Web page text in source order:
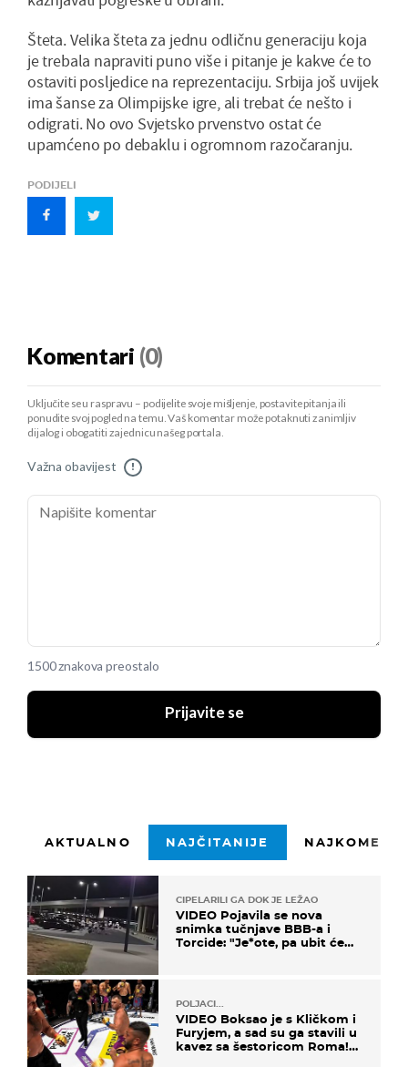
Šteta. Velika šteta za jednu odličnu generaciju koja
je trebala napraviti puno više i pitanje je kakve će to
ostaviti posljedice na reprezentaciju. Srbija još uvijek
ima šanse za Olimpijske igre, ali trebat će nešto i
odigrati. No ovo Svjetsko prvenstvo ostat će
upamćeno po debaklu i ogromnom razočaranju.
PODIJELI
Komentari (0)
Uključite se u raspravu – podijelite svoje mišljenje, postavite pitanja ili
ponudite svoj pogled na temu. Vaš komentar može potaknuti zanimljiv
dijalog i obogatiti zajednicu našeg portala.
Važna obavijest !
1500 znakova preostalo
Prijavite se
AKTUALNO NAJČITANIJE
CIPELARILI GA DOK JE LEŽAO
VIDEO Pojavila se nova
snimka tučnjave BBB-a i
Torcide: "Je*ote, pa ubit će
POLJACI...
VIDEO Boksao je s Kličkom i
Furyjem, a sad su ga stavili u
kavez sa šestoricom Roma!